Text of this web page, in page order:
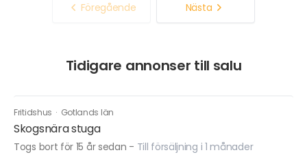
Föregående Nästa
Tidigare annonser till salu
Fritidshus · Gotlands län
Skogsnära stuga
Togs bort för 15 år sedan - Till försäljning i 1 månader